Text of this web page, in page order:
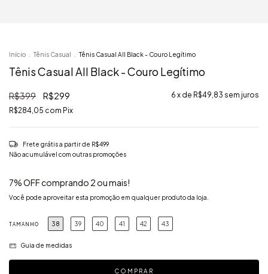
Início . Tênis Casual . Tênis Casual All Black - Couro Legítimo
Tênis Casual All Black - Couro Legítimo
R$399 R$299
R$284,05 com Pix
6 x de R$49,83 sem juros
Frete grátisa partir de R$499
Não acumulável com outras promoções
7% OFF comprando 2 ou mais!
Você pode aproveitar esta promoção em qualquer produto da loja.
TAMANHO 38 39 40 41 42 43
Guia de medidas